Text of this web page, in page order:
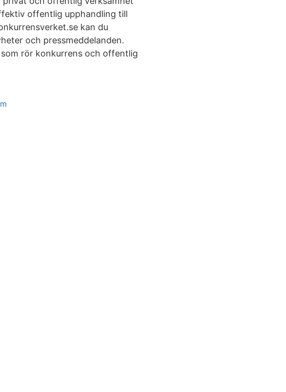
offentlig upphandling till
kan du
och pressmeddelanden.
rör konkurrens och offentlig